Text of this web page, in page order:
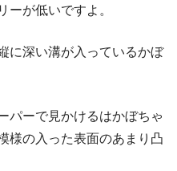
ーが低いですよ。
に深い溝が入っているかぼ
パーで見かけるはかぼちゃ
様の入った表面のあまり凸